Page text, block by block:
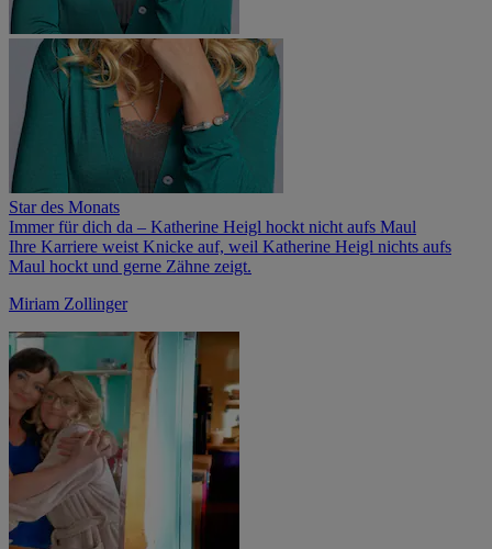
Star des Monats
Immer für dich da – Katherine Heigl hockt nicht aufs Maul
Ihre Karriere weist Knicke auf, weil Katherine Heigl nichts aufs
Maul hockt und gerne Zähne zeigt.
Miriam Zollinger